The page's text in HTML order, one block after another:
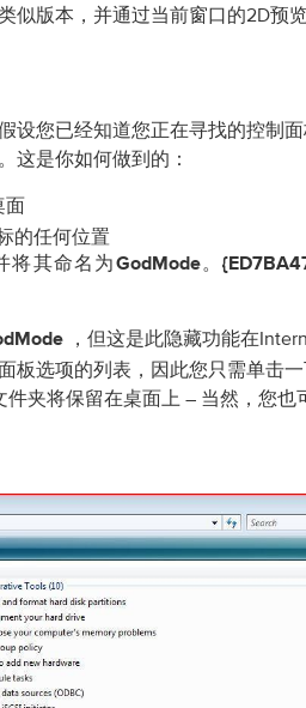
似版本，并通过当前窗口的2D预
设您已经知道您正在寻找的控制
这是你如何做到的：
面
的任何位置
将其命名为GodMode。
，但这是此隐藏功能在
板选项的列表，因此您只需单击
件夹将保留在桌面上 – 当然，您也